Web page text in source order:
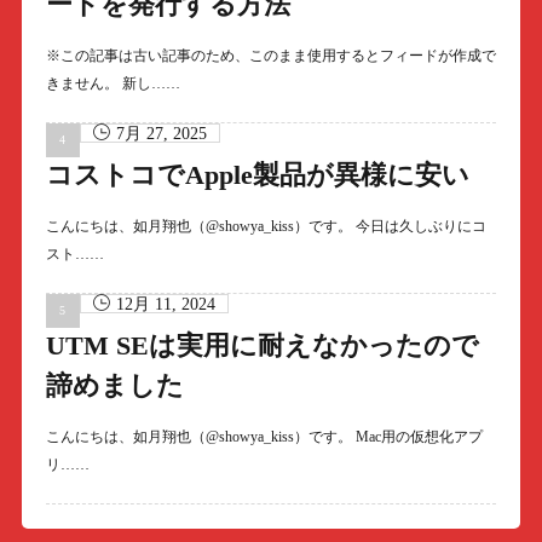
※この記事は古い記事のため、このまま使用するとフィードが作成で
きません。 新し……
7月 27, 2025
コストコでApple製品が異様に安い
こんにちは、如月翔也（@showya_kiss）です。 今日は久しぶりにコ
スト……
12月 11, 2024
UTM SEは実用に耐えなかったので
諦めました
こんにちは、如月翔也（@showya_kiss）です。 Mac用の仮想化アプ
リ……